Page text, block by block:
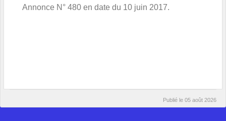
Annonce N° 480 en date du 10 juin 2017.
Publié le 05 août 2026